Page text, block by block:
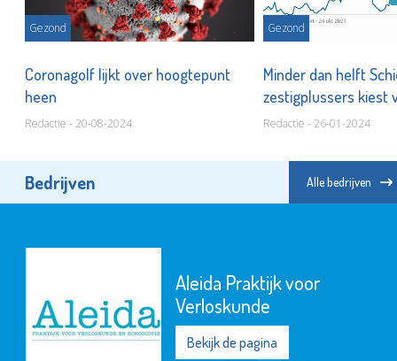
Gezond
Coronagolf lijkt over hoogtepunt
heen
Redactie - 20-08-2024
Gezond
Minder dan helft
zestigplussers kiest
Redactie - 26-01-2024
Bedrijven Alle bedrijven
Aleida Praktijk voor
Verloskunde
Bekijk de pagina